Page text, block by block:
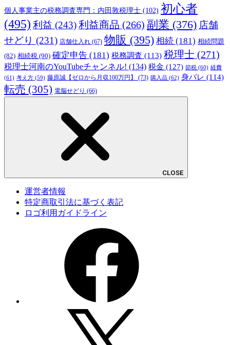
個人事業主の税務調査専門：内田敦税理士 (102) 初心者
(495) 利益 (243)利益商品 (266) 副業 (376) 店舗
せどり (231) 店舗仕入れ (67) 物販 (395) 相続 (181) 相続問題
(82) 相続税 (90) 確定申告 (181) 税務調査 (113) 税理士 (271)
税理士河南のYouTubeチャンネル! (134) 税金 (127) 節税 (60) 経費
(61) 考え方 (59) 藤原誠【ゼロから月収100万円】 (73) 購入品 (62) 身バレ (114)
転売 (305) 電脳せどり (66)
CLOSE
運営者情報
特定商取引法に基づく表記
ロゴ利用ガイドライン